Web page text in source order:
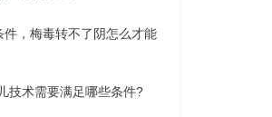
件，梅毒转不了阴怎么才能
技术需要满足哪些条件?